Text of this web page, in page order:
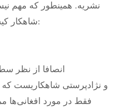
نشریه. همینطور که مهم
شاهکار کیست. خوب به متن نگاه کنید:
انصافا از نظر
و نژادپرستی شاهکاریست
فقط در مورد افغانی‌ها